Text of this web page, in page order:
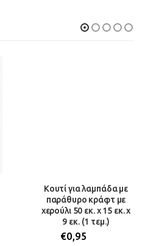
Κουτί για λαμπάδα με
παράθυρο κράφτ με
χερούλι 50 εκ. x 15 εκ. x
9 εκ. (1 τεμ.)
€0,95